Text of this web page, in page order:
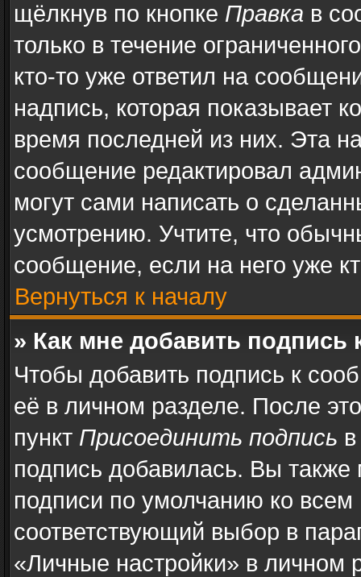
щёлкнув по кнопке Правка в
только в течение
кто-то уже ответил на
надпись, которая показывает
время последней из них. Эта
сообщение редактировал
могут сами написать о
усмотрению. Учтите, что
сообщение, если на него уже
Вернуться к началу
» Как мне добавить
Чтобы добавить подпись к
её в личном разделе. После
пункт Присоединить подпись
подпись добавилась. Вы
подписи по умолчанию ко
соответствующий выбор в
«Личные настройки» в личном